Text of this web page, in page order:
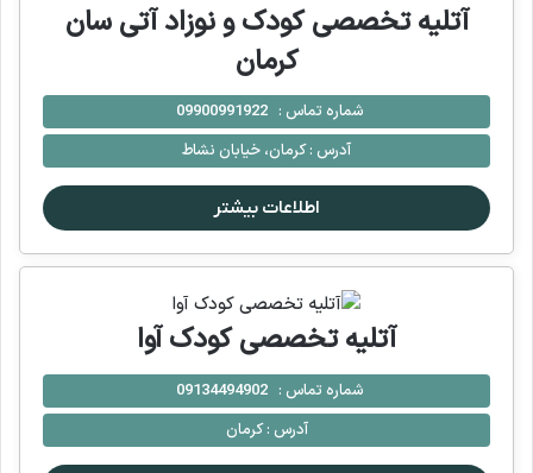
آتلیه تخصصی کودک و نوزاد آتی سان
کرمان
شماره تماس : 09900991922
آدرس : کرمان، خیابان نشاط
اطلاعات بیشتر
آتلیه تخصصی کودک آوا
شماره تماس : 09134494902
آدرس : کرمان